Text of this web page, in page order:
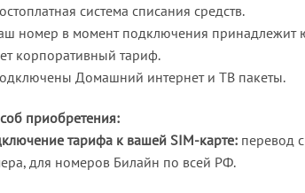
система списания средств.
номер в момент подключения принадлежит
корпоративный тариф.
Домашний интернет и ТВ пакеты.
приобретения:
тарифа к вашей SIM-карте: перевод
для номеров Билайн по всей РФ.